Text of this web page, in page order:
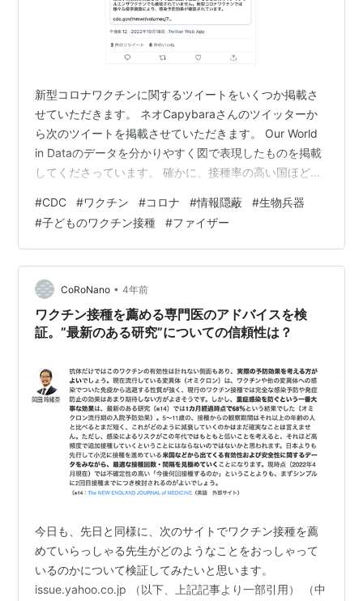
新型コロナワクチンに関するツイートをいくつか掲載さ
せていただきます。 ネオCapybaraさんのツイッターか
ら次のツイートを掲載させていただきます。 Our World
in Dataのデータを分かりやすく図で表現したものを掲載
してくださっています。 確かに、接種率の高い国ほど感
ツイートを掲載させていただきます。 ファイザー元従業
員の方は、”ワクチンは生物兵器”だとおっしゃっていま
す。 【Part2】コロナワクチンは生物兵器 ファイザー元
従業員が暴露：真相を明かす研究論文が小範囲のネット
ワークしか公開できず、主流メディアが公開報道しない
という…
#CDC #ワクチン #コロナ #情報隠蔽 #生物兵器
#子どものワクチン接種 #ファイザー
CoRoNano • 4年前
ワクチン接種を薦める専門医のアドバイスを検
証。”最新のある研究”についての信頼性は？
今日も、先日と同様に、次のサイトでワクチン接種を薦
めていらっしゃる先生がどのようなことをおっしゃって
いるのかについて検証してみたいと思います。
issue.yahoo.co.jp （以下、上記記事より一部引用） （中